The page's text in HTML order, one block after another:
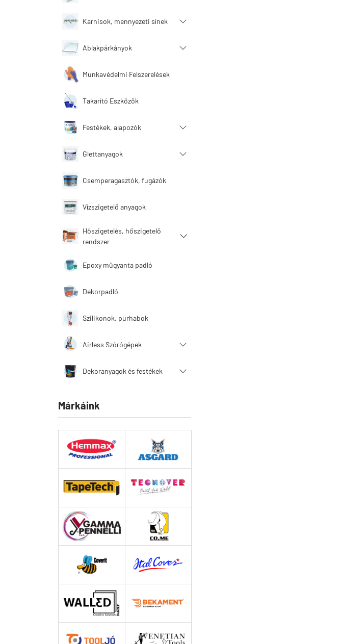
Karnisok, mennyezeti sínek
Ablakpárkányok
Munkavédelmi Felszerelések
Takarító Eszközök
Festékek, alapozók
Glettanyagok
Csemperagasztók, fugázók
Vízszigetelő anyagok
Hőszigetelés, hőszigetelő
rendszer
Epoxy műgyanta padló
Dekorpadló
Szilikonok, purhabok
Airless Szórógépek
Dekoranyagok és festékek
Márkáink